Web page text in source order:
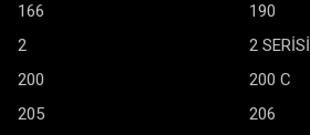
166
190
2
2 SERİSİ
200
200 C
205
206